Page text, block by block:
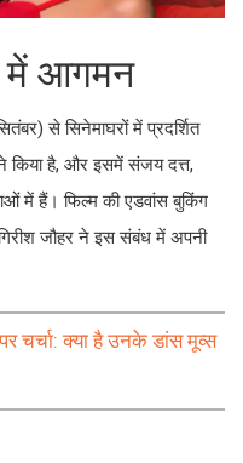
में आगमन
से सिनेमाघरों में प्रदर्शित
ने किया है, और इसमें संजय दत्त,
में हैं। फिल्म की एडवांस बुकिंग
जौहर ने इस संबंध में अपनी
चर्चा: क्या है उनके डांस मूव्स